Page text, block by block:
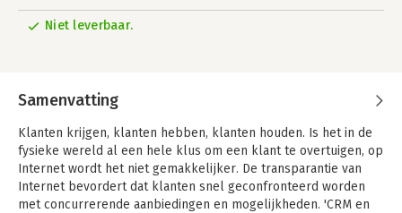
Niet leverbaar.
Samenvatting
Klanten krijgen, klanten hebben, klanten houden. Is het in de
fysieke wereld al een hele klus om een klant te overtuigen, op
Internet wordt het niet gemakkelijker. De transparantie van
Internet bevordert dat klanten snel geconfronteerd worden
met concurrerende aanbiedingen en mogelijkheden. 'CRM en